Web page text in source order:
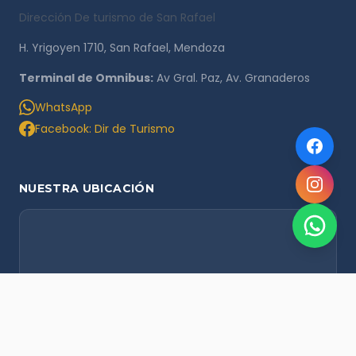
Dirección De turismo de San Rafael
H. Yrigoyen 1710, San Rafael, Mendoza
Terminal de Omnibus: Av Gral. Paz, Av. Granaderos
WhatsApp
Facebook: Dir de Turismo
NUESTRA UBICACIÓN